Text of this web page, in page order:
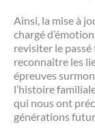
Ainsi, la mise à
chargé
revisiter le passé
reconnaître les
épreuves
l’histoire
qui nous ont
générations